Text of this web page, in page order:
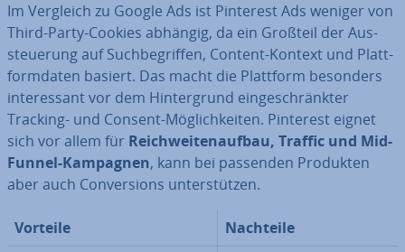
Im Vergleich zu Google Ads ist Pinterest Ads weniger von
Third-Party-Cookies abhängig, da ein Großteil der Aus­
steue­rung auf Such­be­grif­fen, Content-Kontext und Platt­
form­da­ten basiert. Das macht die Plattform besonders
in­ter­es­sant vor dem Hin­ter­grund ein­ge­schränk­ter
Tracking- und Consent-Mög­lich­kei­ten. Pinterest eignet
sich vor allem für Reich­wei­ten­auf­bau, Traffic und Mid-
Funnel-Kampagnen, kann bei passenden Produkten
aber auch Con­ver­si­ons un­ter­stüt­zen.
Vorteile
Nachteile